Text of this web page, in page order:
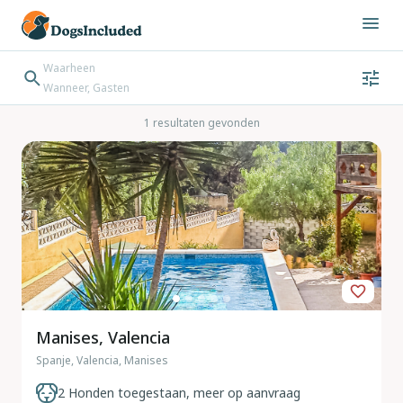
Waarheen
Wanneer, Gasten
Bestemming zoeken
Inchecken → Uitchecken1 resultaten gevonden
Manises, Valencia
Spanje, Valencia, Manises
2 Honden toegestaan, meer op aanvraag